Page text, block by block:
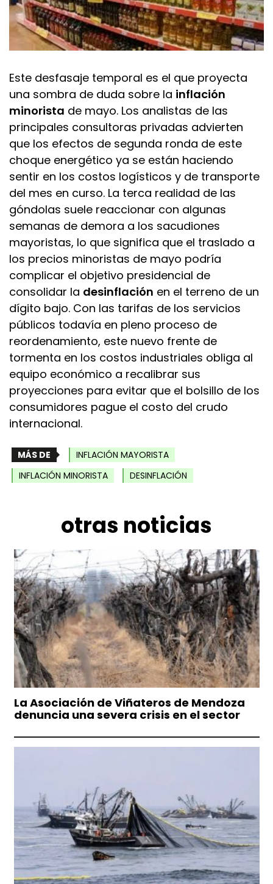
Este desfasaje temporal es el que proyecta
una sombra de duda sobre la inflación
minorista de mayo. Los analistas de las
principales consultoras privadas advierten
que los efectos de segunda ronda de este
choque energético ya se están haciendo
sentir en los costos logísticos y de transporte
del mes en curso. La terca realidad de las
góndolas suele reaccionar con algunas
semanas de demora a los sacudiones
mayoristas, lo que significa que el traslado a
los precios minoristas de mayo podría
complicar el objetivo presidencial de
consolidar la desinflación en el terreno de un
dígito bajo. Con las tarifas de los servicios
públicos todavía en pleno proceso de
reordenamiento, este nuevo frente de
tormenta en los costos industriales obliga al
equipo económico a recalibrar sus
proyecciones para evitar que el bolsillo de los
consumidores pague el costo del crudo
internacional.
MÁS DE
INFLACIÓN MAYORISTA
INFLACIÓN MINORISTA
DESINFLACIÓN
otras noticias
La Asociación de Viñateros de Mendoza
denuncia una severa crisis en el sector